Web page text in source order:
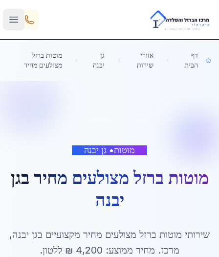
Skip to main content
דף
הבית
אזורי
שירות
גן
יבנה
מוטות ברזל
מצולעים מחיר
מוטות• גן יבנה
מוטות ברזל מצולעים מחיר בגן
יבנה
שירותי מוטות ברזל מצולעים מחיר מקצועיים בגן יבנה,
מרכז. מחיר ממוצע: 4,200 ₪ ללטון.